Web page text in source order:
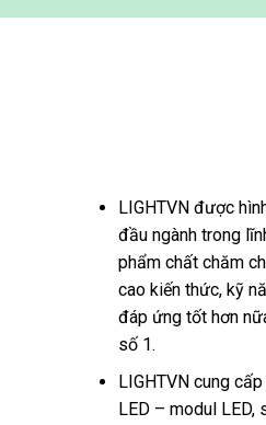
LIGHTVN được
đầu ngành trong
phẩm chất chăm
cao kiến thức, kỹ
đáp ứng tốt hơn
số 1.
LIGHTVN cung
LED – modul LED,